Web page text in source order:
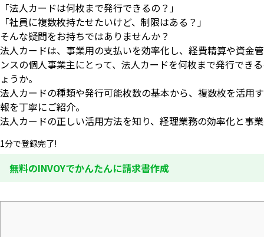
「法人カードは何枚まで発行できるの？」
「社員に複数枚持たせたいけど、制限はある？」
そんな疑問をお持ちではありませんか？
法人カードは、事業用の支払いを効率化し、経費精算や資金
ンスの個人事業主にとって、法人カードを何枚まで発行でき
ょうか。
法人カードの種類や発行可能枚数の基本から、複数枚を活用
報を丁寧にご紹介。
法人カードの正しい活用方法を知り、経理業務の効率化と事
1分で登録完了!
無料のINVOYでかんたんに請求書作成